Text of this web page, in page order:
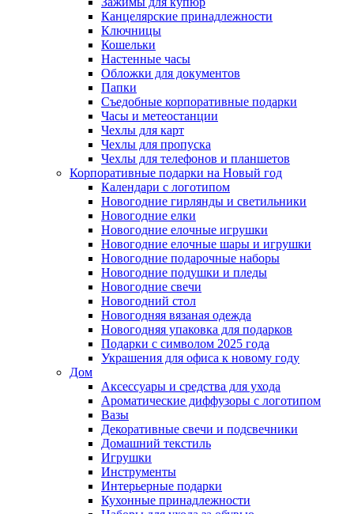
Канцелярские принадлежности
Ключницы
Кошельки
Настенные часы
Обложки для документов
Папки
Съедобные корпоративные подарки
Часы и метеостанции
Чехлы для карт
Чехлы для пропуска
Чехлы для телефонов и планшетов
Корпоративные подарки на Новый год
Календари с логотипом
Новогодние гирлянды и светильники
Новогодние елки
Новогодние елочные игрушки
Новогодние елочные шары и игрушки
Новогодние подарочные наборы
Новогодние подушки и пледы
Новогодние свечи
Новогодний стол
Новогодняя вязаная одежда
Новогодняя упаковка для подарков
Подарки с символом 2025 года
Украшения для офиса к новому году
Дом
Аксессуары и средства для ухода
Ароматические диффузоры с логотипом
Вазы
Декоративные свечи и подсвечники
Домашний текстиль
Игрушки
Инструменты
Интерьерные подарки
Кухонные принадлежности